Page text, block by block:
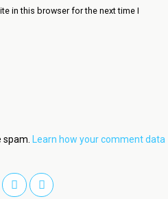
in this browser for the next time I
Learn how your comment data